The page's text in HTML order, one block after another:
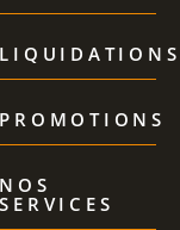
LIQUIDATIONS
PROMOTIONS
NOS
SERVICES